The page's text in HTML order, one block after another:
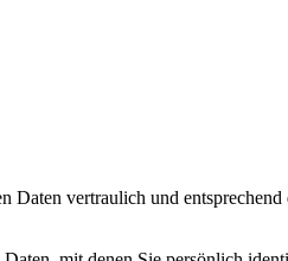
Daten vertraulich und